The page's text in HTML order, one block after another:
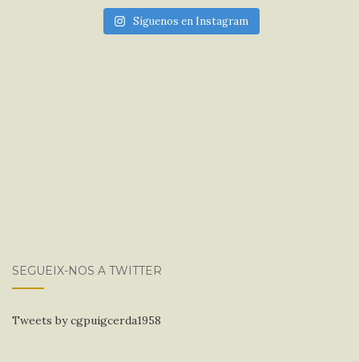
Síguenos en Instagram
SEGUEIX-NOS A TWITTER
Tweets by cgpuigcerda1958